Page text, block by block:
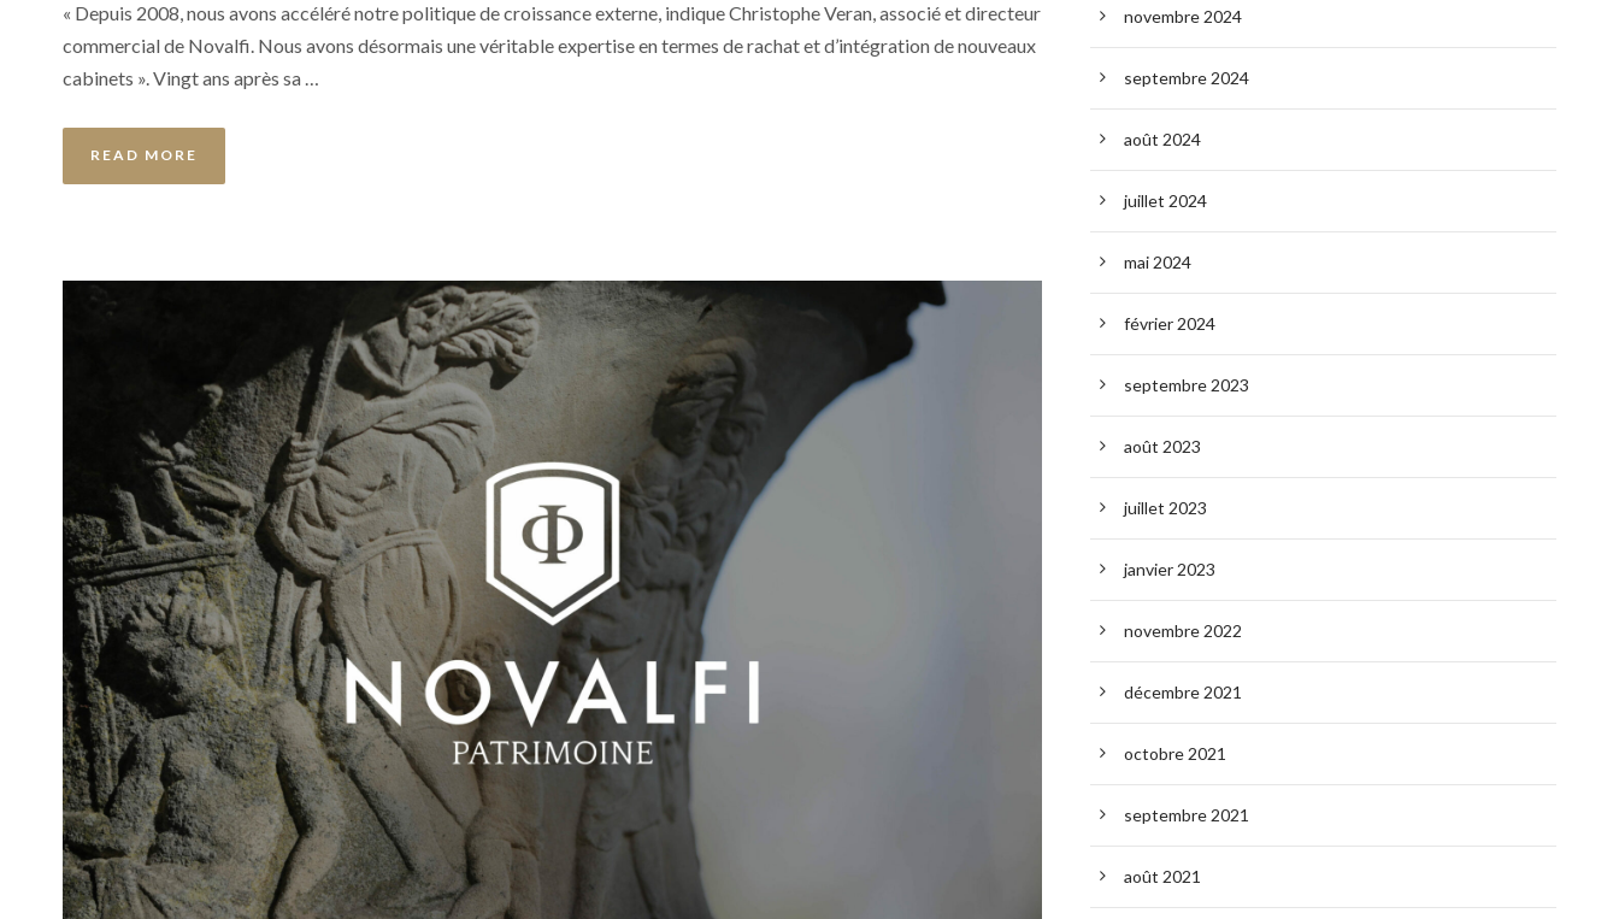
« Depuis 2008, nous avons accéléré notre politique de croissance externe, indique Christophe Veran, associé et directeur
commercial de Novalfi. Nous avons désormais une véritable expertise en termes de rachat et d’intégration de nouveaux
cabinets ». Vingt ans après sa …
READ MORE
novembre 2024
septembre 2024
août 2024
juillet 2024
mai 2024
février 2024
septembre 2023
août 2023
juillet 2023
janvier 2023
novembre 2022
décembre 2021
octobre 2021
septembre 2021
août 2021